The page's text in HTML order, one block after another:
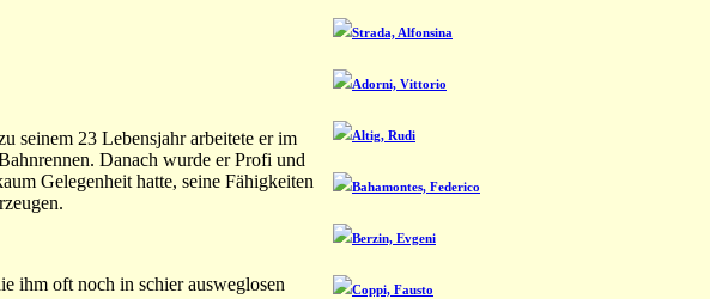
seinem 23 Lebensjahr arbeitete er im
Danach wurde er Profi und
Gelegenheit hatte, seine Fähigkeiten
ihm oft noch in schier ausweglosen
Strada, Alfonsina
Adorni, Vittorio
Altig, Rudi
Bahamontes, Federico
Berzin, Evgeni
Coppi, Fausto